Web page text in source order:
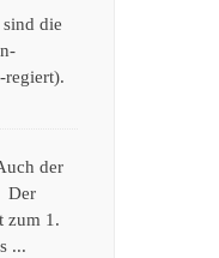
die
regiert).
der
Der
zum 1.
...